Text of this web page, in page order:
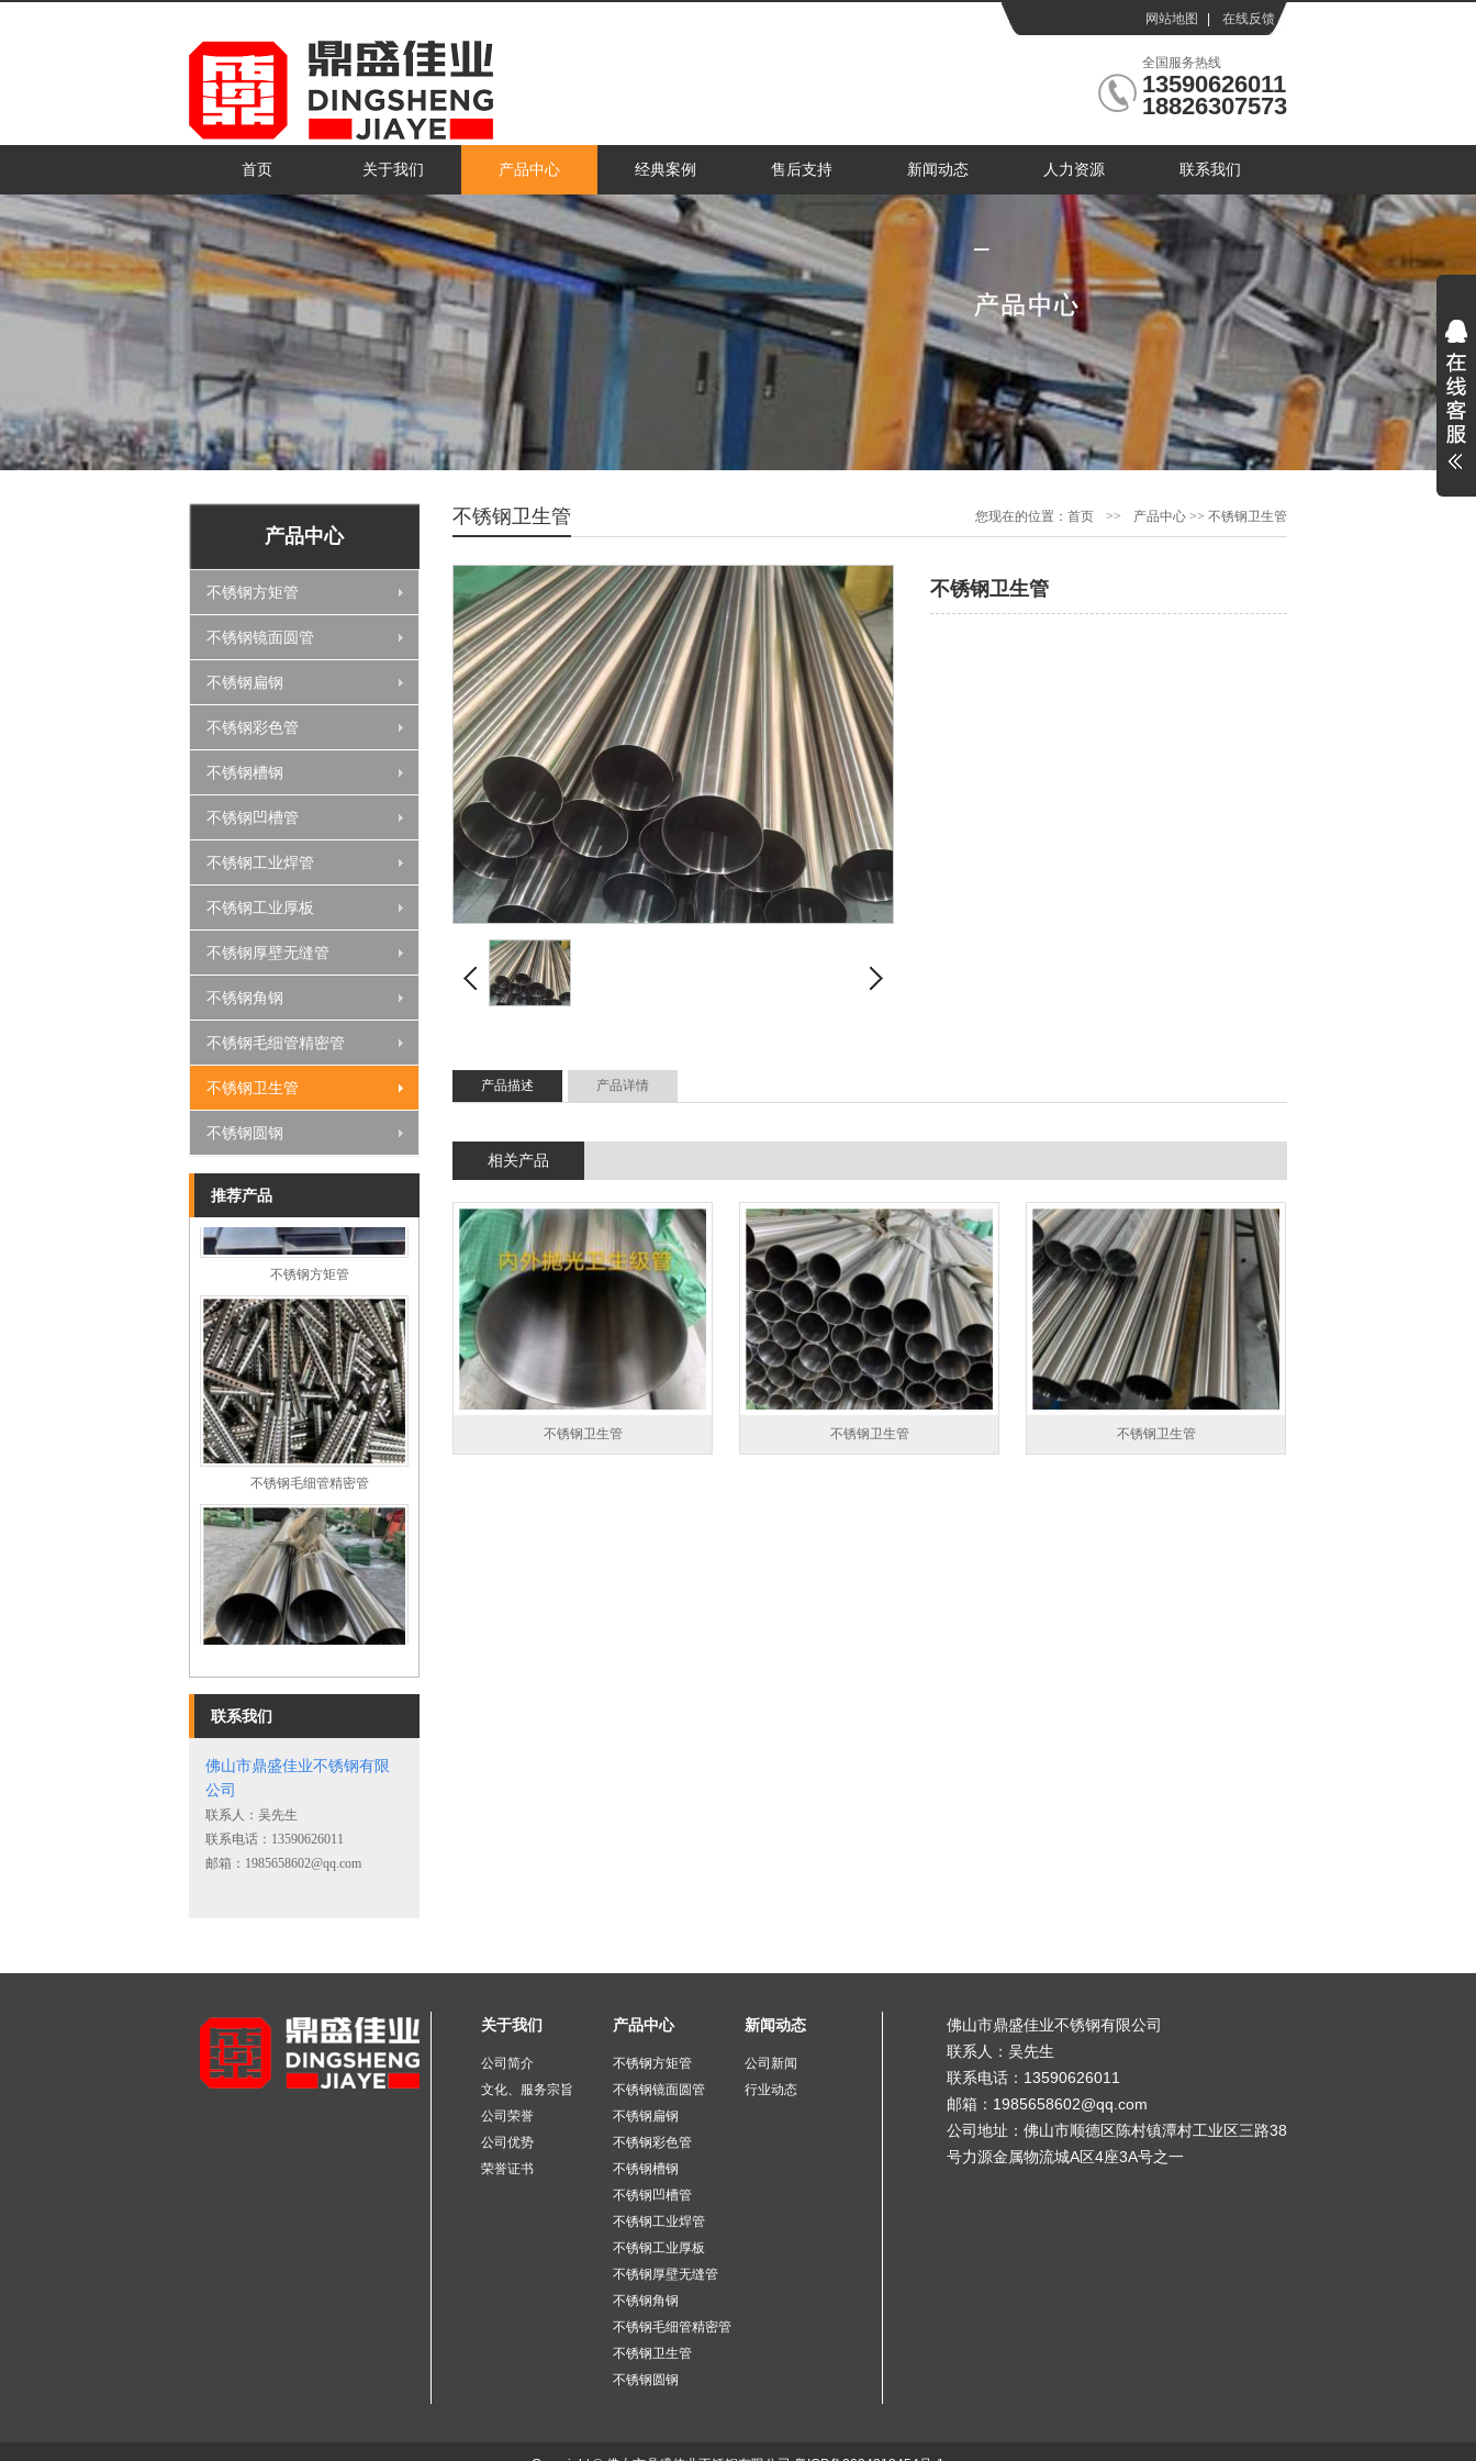
网站地图 在线反馈
全国服务热线
13590626011
18826307573
首页 关于我们 产品中心 经典案例 售后支持 新闻动态 人力资源 联系我们
产品中心
不锈钢方矩管
不锈钢镜面圆管
不锈钢扁钢
不锈钢彩色管
不锈钢槽钢
不锈钢凹槽管
不锈钢工业焊管
不锈钢工业厚板
不锈钢厚壁无缝管
不锈钢角钢
不锈钢毛细管精密管
不锈钢卫生管
不锈钢圆钢
推荐产品
不锈钢凹槽管
不锈钢方矩管
不锈钢毛细管精密管
不锈钢镜面圆管
不锈钢工业焊管
联系我们
佛山市鼎盛佳业不锈钢有限
公司
联系人：吴先生
联系电话：13590626011
邮箱：1985658602@qq.com
您现在的位置： 首页 >> 产品中心 >> 不锈钢卫生管
不锈钢卫生管
不锈钢卫生管
产品描述 产品详情
相关产品
不锈钢卫生管 不锈钢卫生管 不锈钢卫生管
关于我们
公司简介
文化、服务宗旨
公司荣誉
公司优势
荣誉证书
产品中心
不锈钢方矩管
不锈钢镜面圆管
不锈钢扁钢
不锈钢彩色管
不锈钢槽钢
不锈钢凹槽管
不锈钢工业焊管
不锈钢工业厚板
不锈钢厚壁无缝管
不锈钢角钢
不锈钢毛细管精密管
不锈钢卫生管
不锈钢圆钢
新闻动态
公司新闻
行业动态
佛山市鼎盛佳业不锈钢有限公司
联系人：吴先生
联系电话：13590626011
邮箱：1985658602@qq.com
公司地址：佛山市顺德区陈村镇潭村工业区三路38
号力源金属物流城A区4座3A号之一